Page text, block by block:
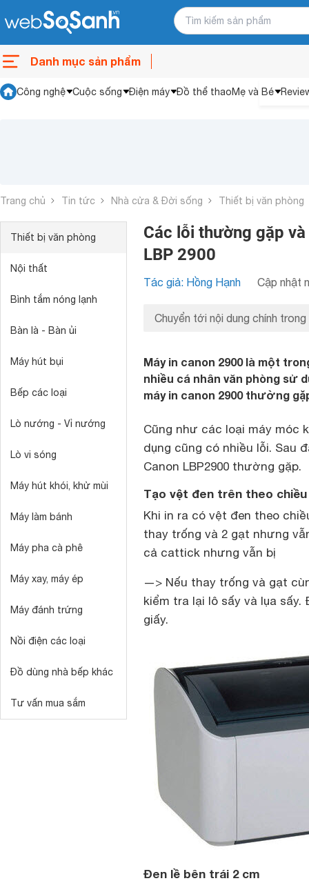
Danh mục sản phẩm
Công nghệ Cuộc sống Điện máy Đồ thể thaoMẹ và Bé
Trang chủ Tin tức Nhà cửa & Đời sống Thiết bị văn phòng
Thiết bị văn phòng
Nội thất
Bình tắm nóng lạnh
Bàn là - Bàn ủi
Máy hút bụi
Bếp các loại
Lò nướng - Vỉ nướng
Lò vi sóng
Máy hút khói, khử mùi
Máy làm bánh
Máy pha cà phê
Máy xay, máy ép
Máy đánh trứng
Nồi điện các loại
Đồ dùng nhà bếp khác
Tư vấn mua sắm
Các lỗi thường gặp
LBP 2900
Tác giả: Hồng Hạnh Cập nhật
Chuyển tới nội dung chính trong
Máy in canon 2900 là một
nhiều cá nhân văn phòng sử
máy in canon 2900 thường
Cũng như các loại máy móc
dụng cũng có nhiều lỗi. Sau
Canon LBP2900 thường gặp.
Tạo vệt đen trên theo
Khi in ra có vệt đen theo
thay trống và 2 gạt nhưng
cả cattick nhưng vẫn bị
—> Nếu thay trống và gạt
kiểm tra lại lô sấy và lụa
giấy.
Đen lề bên trái 2 cm